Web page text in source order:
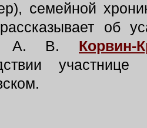
семейной
об
А. В. Корвин-